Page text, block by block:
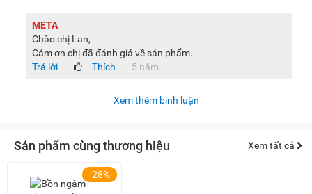
META
Chào chị Lan,
Cảm ơn chị đã đánh giá về sản phẩm.
Trả lời
Thích 5 năm
Xem thêm bình luận
Sản phẩm cùng thương hiệu Xem tất cả
-28%